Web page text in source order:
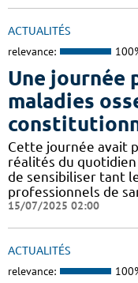
ACTUALITÉS
relevance:
Une journée
maladies
Cette journée avait
réalités du
de sensibiliser tant
professionnels de
15/07/2025 02:00
ACTUALITÉS
relevance: